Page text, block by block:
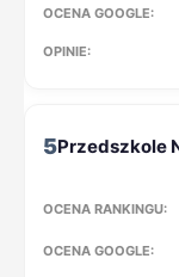
5